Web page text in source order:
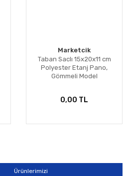
Marketcik
Taban Saclı 15x20x11 cm
Polyester Etanj Pano,
Gömmeli Model
0,00 TL
Ürünlerimizi